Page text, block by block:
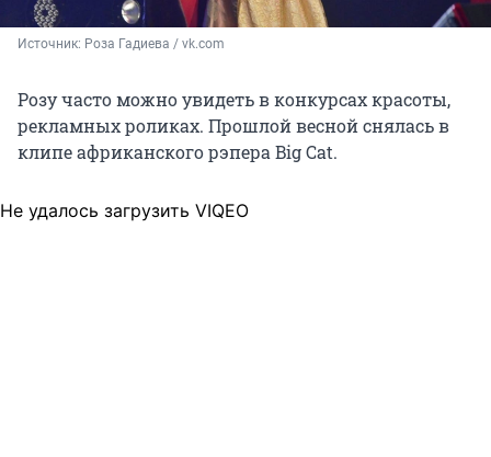
Источник: Роза Гадиева / vk.com
Розу часто можно увидеть в конкурсах красоты,
рекламных роликах. Прошлой весной снялась в
клипе африканского рэпера Big Cat.
Не удалось загрузить VIQEO